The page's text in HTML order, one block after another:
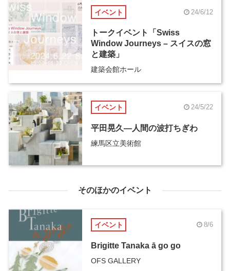
イベント 24/6/12
トークイベント「Swiss
Window Journeys – スイスの窓
と建築」
建築会館ホール
イベント 24/5/22
平田晃久―人間の波打ちぎわ
練馬区立美術館
そのほかのイベント
イベント 8/6
Brigitte Tanaka ā go go
OFS GALLERY